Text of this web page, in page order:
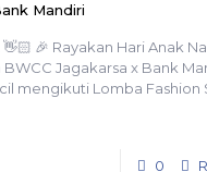
Mandiri
🎉 Rayakan Hari Anak
Jagakarsa x Bank
mengikuti Lomba Fashion
0